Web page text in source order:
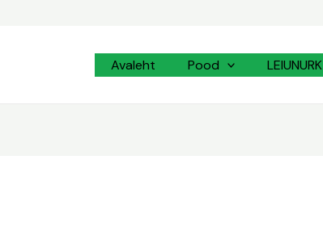
Avaleht Pood LEIUNURK